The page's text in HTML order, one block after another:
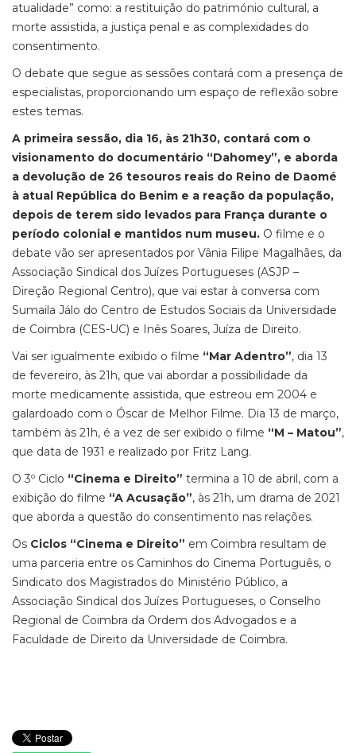
atualidade” como: a restituição do património cultural, a
morte assistida, a justiça penal e as complexidades do
consentimento.
O debate que segue as sessões contará com a presença de
especialistas, proporcionando um espaço de reflexão sobre
estes temas.
A primeira sessão, dia 16, às 21h30, contará com o
visionamento do documentário “Dahomey”, e aborda
a devolução de 26 tesouros reais do Reino de Daomé
à atual República do Benim e a reação da população,
depois de terem sido levados para França durante o
período colonial e mantidos num museu. O filme e o
debate vão ser apresentados por Vânia Filipe Magalhães, da
Associação Sindical dos Juízes Portugueses (ASJP –
Direção Regional Centro), que vai estar à conversa com
Sumaila Jálo do Centro de Estudos Sociais da Universidade
de Coimbra (CES-UC) e Inês Soares, Juíza de Direito.
Vai ser igualmente exibido o filme “Mar Adentro”, dia 13
de fevereiro, às 21h, que vai abordar a possibilidade da
morte medicamente assistida, que estreou em 2004 e
galardoado com o Óscar de Melhor Filme. Dia 13 de março,
também às 21h, é a vez de ser exibido o filme “M – Matou”,
que data de 1931 e realizado por Fritz Lang.
O 3º Ciclo “Cinema e Direito” termina a 10 de abril, com a
exibição do filme “A Acusação”, às 21h, um drama de 2021
que aborda a questão do consentimento nas relações.
Os Ciclos “Cinema e Direito” em Coimbra resultam de
uma parceria entre os Caminhos do Cinema Português, o
Sindicato dos Magistrados do Ministério Público, a
Associação Sindical dos Juízes Portugueses, o Conselho
Regional de Coimbra da Ordem dos Advogados e a
Faculdade de Direito da Universidade de Coimbra.